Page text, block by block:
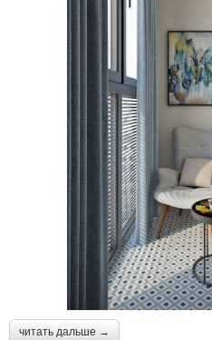
читать дальше →